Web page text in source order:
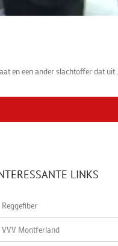
en een ander slachtoffer dat uit ...
LINKS
Reggefiber
VVV Montferland